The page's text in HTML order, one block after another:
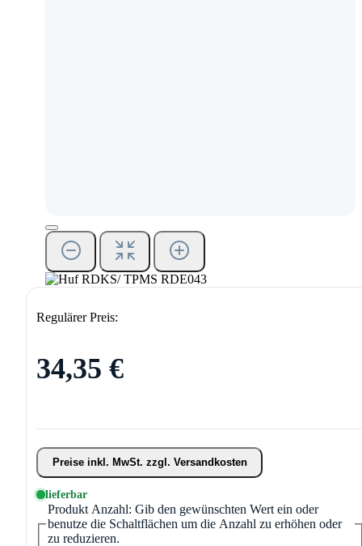
Regulärer Preis:
34,35 €
Preise inkl. MwSt. zzgl. Versandkosten
lieferbar
Produkt Anzahl: Gib den gewünschten Wert ein oder
benutze die Schaltflächen um die Anzahl zu erhöhen oder
zu reduzieren.